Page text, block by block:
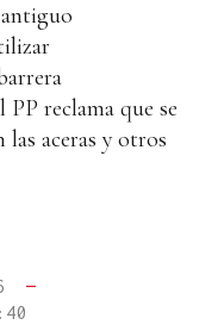
antiguo
reclama que se
aceras y otros
—